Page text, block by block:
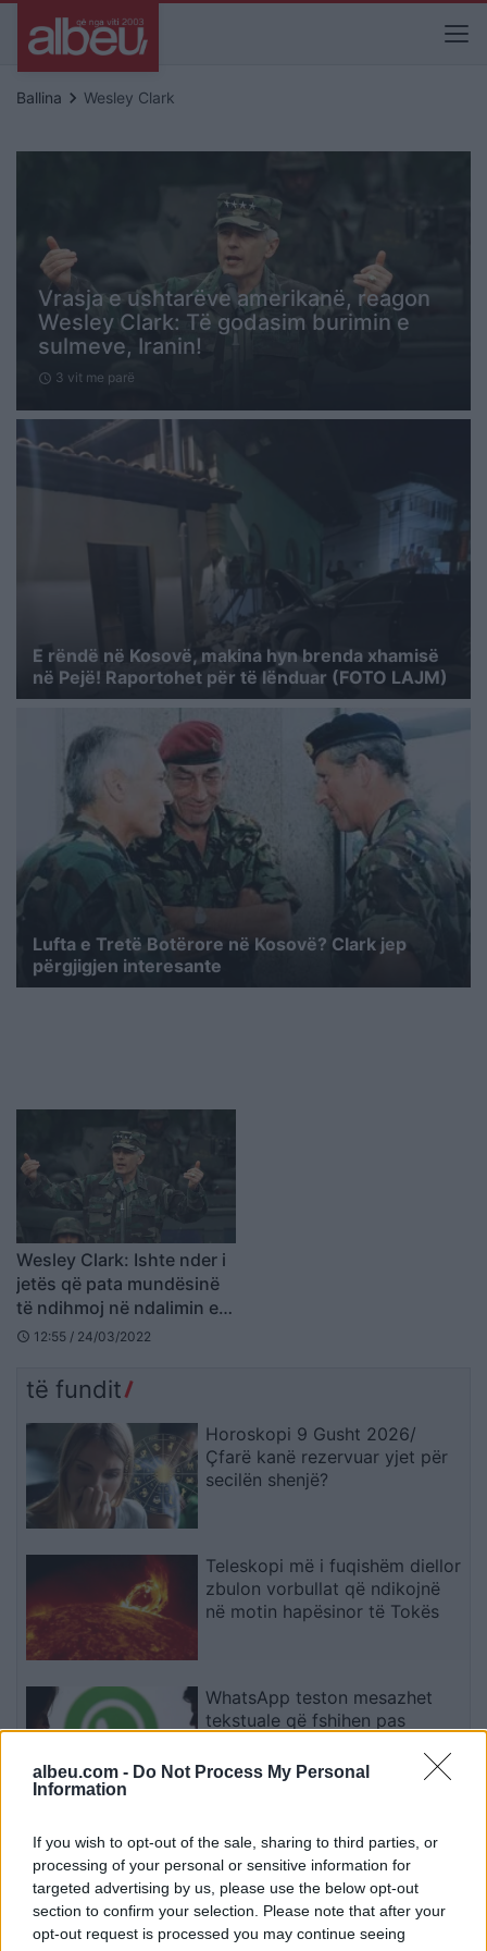
albeu.com - Do Not Process My Personal
Information
If you wish to opt-out of the sale, sharing to third parties, or
processing of your personal or sensitive information for
targeted advertising by us, please use the below opt-out
section to confirm your selection. Please note that after your
opt-out request is processed you may continue seeing
Ballina keyboard_arrow_right Wesley Clark
Vrasja e ushtarëve amerikanë, reagon
Wesley Clark: Të godasim burimin e
sulmeve, Iranin!
schedule 3 vit me parë
E rëndë në Kosovë, makina hyn brenda xhamisë
në Pejë! Raportohet për të lënduar (FOTO LAJM)
Lufta e Tretë Botërore në Kosovë? Clark jep
përgjigjen interesante
Wesley Clark: Ishte nder i
jetës që pata mundësinë
të ndihmoj në ndalimin e
spastrimit etnik të
schedule 12:55 / 24/03/2022
të fundit
Horoskopi 9 Gusht 2026/
Çfarë kanë rezervuar yjet për
secilën shenjë?
Teleskopi më i fuqishëm diellor
zbulon vorbullat që ndikojnë
në motin hapësinor të Tokës
WhatsApp teston mesazhet
tekstuale që fshihen pas
dosjen e inceneratorit të
Tiranës, arrestohet Renardo
Nallbani në Palasë